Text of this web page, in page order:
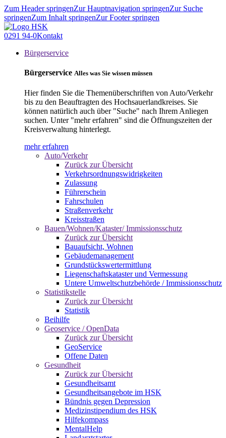
Zum Header springenZur Hauptnavigation springenZur Suche
springenZum Inhalt springenZur Footer springen
0291 94-0Kontakt
Bürgerservice
Bürgerservice Alles was Sie wissen müssen
Hier finden Sie die Themenüberschriften von Auto/Verkehr
bis zu den Beauftragten des Hochsauerlandkreises. Sie
können natürlich auch über "Suche" nach Ihrem Anliegen
suchen. Unter "mehr erfahren" sind die Öffnungszeiten der
Kreisverwaltung hinterlegt.
mehr erfahren
Auto/Verkehr
Zurück zur Übersicht
Verkehrsordnungswidrigkeiten
Zulassung
Führerschein
Fahrschulen
Straßenverkehr
Kreisstraßen
Bauen/Wohnen/Kataster/ Immissionsschutz
Zurück zur Übersicht
Bauaufsicht, Wohnen
Gebäudemanagement
Grundstückswertermittlung
Liegenschaftskataster und Vermessung
Untere Umweltschutzbehörde / Immissionsschutz
Statistikstelle
Zurück zur Übersicht
Statistik
Beihilfe
Geoservice / OpenData
Zurück zur Übersicht
GeoService
Offene Daten
Gesundheit
Zurück zur Übersicht
Gesundheitsamt
Gesundheitsangebote im HSK
Bündnis gegen Depression
Medizinstipendium des HSK
Hilfekompass
MentalHelp